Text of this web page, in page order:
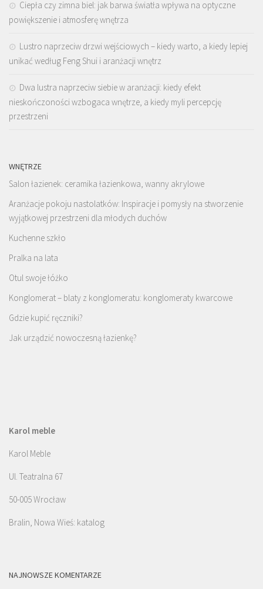
Ciepła czy zimna biel: jak barwa światła wpływa na optyczne
powiększenie i atmosferę wnętrza
Lustro naprzeciw drzwi wejściowych – kiedy warto, a kiedy lepiej
unikać według Feng Shui i aranżacji wnętrz
Dwa lustra naprzeciw siebie w aranżacji: kiedy efekt
nieskończoności wzbogaca wnętrze, a kiedy myli percepcję
przestrzeni
WNĘTRZE
Salon łazienek: ceramika łazienkowa, wanny akrylowe
Aranżacje pokoju nastolatków: Inspiracje i pomysły na stworzenie
wyjątkowej przestrzeni dla młodych duchów
Kuchenne szkło
Pralka na lata
Otul swoje łóżko
Konglomerat – blaty z konglomeratu: konglomeraty kwarcowe
Gdzie kupić ręczniki?
Jak urządzić nowoczesną łazienkę?
Karol meble
Karol Meble
Ul. Teatralna 67
50-005 Wrocław
Bralin, Nowa Wieś: katalog
NAJNOWSZE KOMENTARZE